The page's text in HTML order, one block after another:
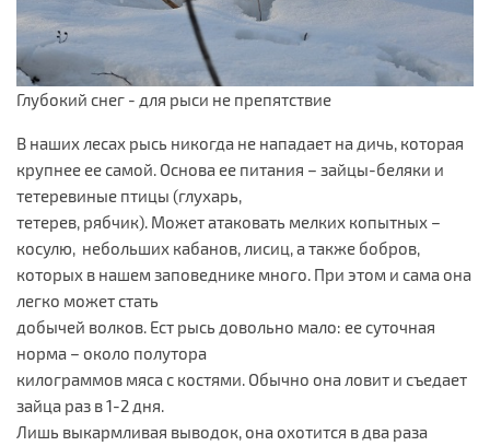
Глубокий снег - для рыси не препятствие
В наших лесах рысь никогда не нападает на дичь, которая
крупнее ее самой. Основа ее питания – зайцы-беляки и
тетеревиные птицы (глухарь,
тетерев, рябчик). Может атаковать мелких копытных –
косулю, небольших кабанов, лисиц, а также бобров,
которых в нашем заповеднике много. При этом и сама она
легко может стать
добычей волков. Ест рысь довольно мало: ее суточная
норма – около полутора
килограммов мяса с костями. Обычно она ловит и съедает
зайца раз в 1-2 дня.
Лишь выкармливая выводок, она охотится в два раза